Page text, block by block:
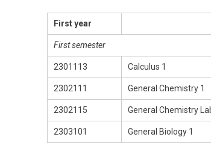
First year
First semester
2301113 Calculus 1
2302111 General Chemistry 1
2302115 General Chemistry
2303101 General Biology 1